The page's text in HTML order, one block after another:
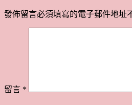
發佈留言必須填寫的電子郵件地址
留言 *